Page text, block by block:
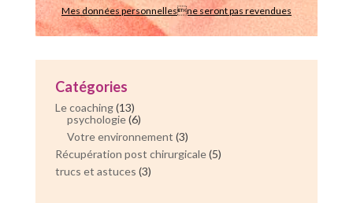
Mes données personnellesne seront pas revendues
Catégories
Le coaching(13)
psychologie(6)
Votre environnement (3)
Récupération post chirurgicale(5)
trucs et astuces (3)